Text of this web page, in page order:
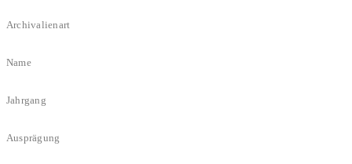
Archivalienart
Name
Jahrgang
Ausprägung